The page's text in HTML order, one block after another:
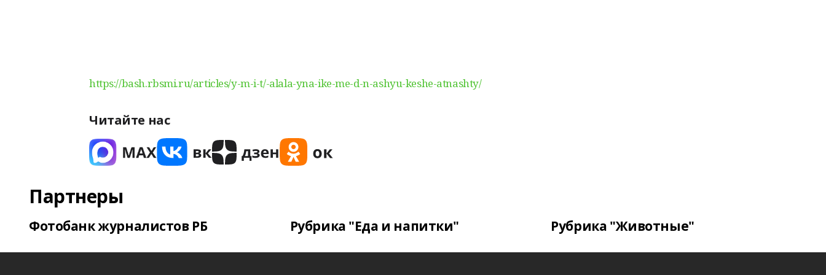
https://bash.rbsmi.ru/articles/y-m-i-t/-alala-yna-ike-me-d-n-ashyu-keshe-atnashty/
Читайте нас
Партнеры
Фотобанк журналистов РБ Рубрика "Еда и напитки" Рубрика "Животные"